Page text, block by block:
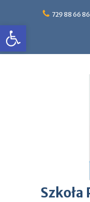
Otwórz pasek narzędzicontent
729 88 66 86
Szkoła